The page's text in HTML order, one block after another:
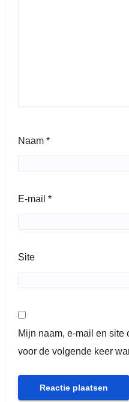
Naam *
E-mail *
Site
Mijn naam, e-mail en
voor de volgende keer